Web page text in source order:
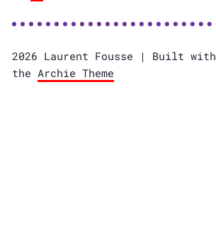
2026 Laurent Fousse | Built with
the Archie Theme